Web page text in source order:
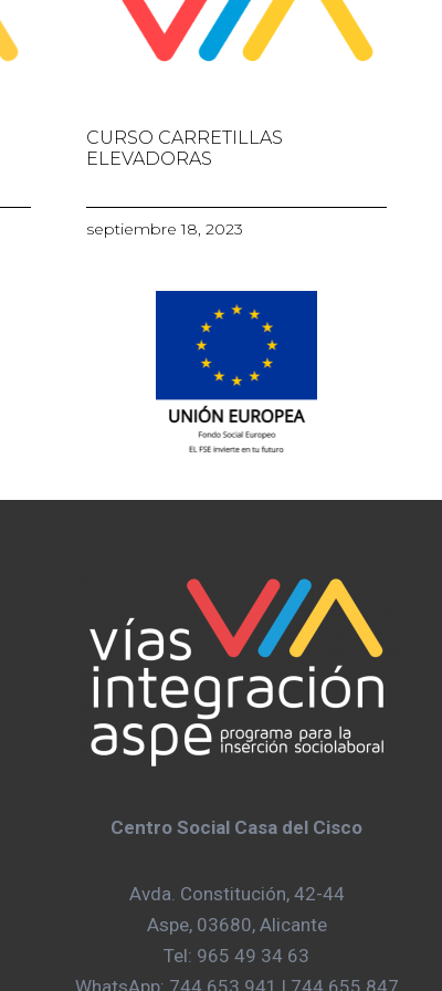
CURSO CARRETILLAS
ELEVADORAS
septiembre 18, 2023
Centro Social Casa del Cisco
Avda. Constitución, 42-44
Aspe, 03680, Alicante
Tel: 965 49 34 63